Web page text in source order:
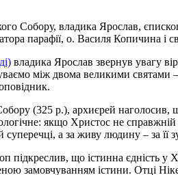
Собору, владика Ярослав,
парафії, о. Василя Копичина
владика Ярослав звернув увагу
між двома великими святами
(325 р.), архиєрей наголосив,
якщо Христос не
а за живу людину – за
що істинна єдність у
замовчуванням істини. Отці